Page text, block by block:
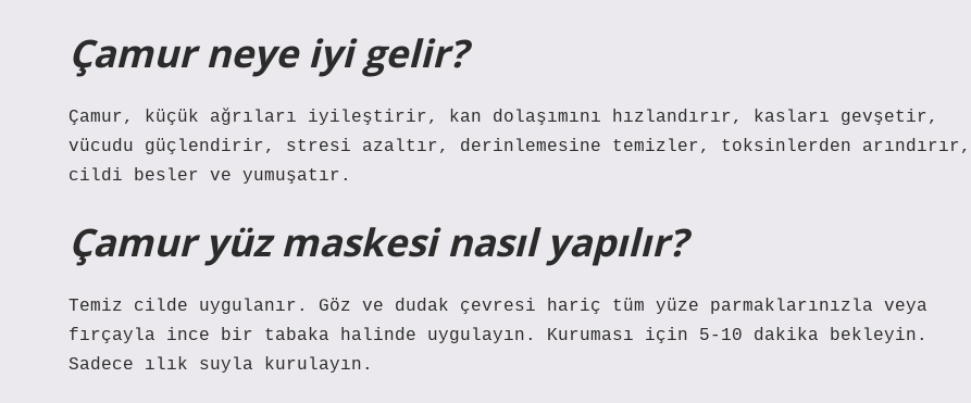
Çamur neye iyi gelir?
Çamur, küçük ağrıları iyileştirir, kan dolaşımını hızlandırır, kasları gevşetir,
vücudu güçlendirir, stresi azaltır, derinlemesine temizler, toksinlerden arındırır,
cildi besler ve yumuşatır.
Çamur yüz maskesi nasıl yapılır?
Temiz cilde uygulanır. Göz ve dudak çevresi hariç tüm yüze parmaklarınızla veya
fırçayla ince bir tabaka halinde uygulayın. Kuruması için 5-10 dakika bekleyin.
Sadece ılık suyla kurulayın.